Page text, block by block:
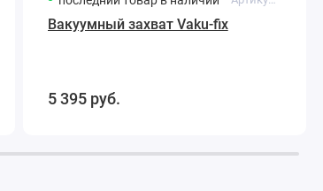
Вакуумный захват Vaku-fix
5 395 руб.